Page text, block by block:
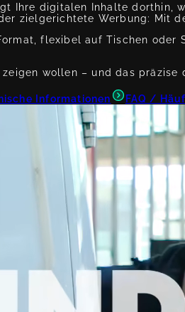
Ihre digitalen Inhalte dorthin,
zielgerichtete Werbung: Mit
flexibel auf Tischen
zeigen wollen – und das
Informationen FAQ /